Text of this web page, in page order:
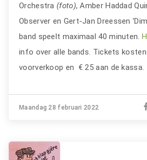
Orchestra (foto), Amber Haddad
Observer en Gert-Jan Dreessen
band speelt maximaal 40 minuten.
info over alle bands. Tickets kosten
voorverkoop en € 25 aan de kassa.
Maandag 28 februari 2022